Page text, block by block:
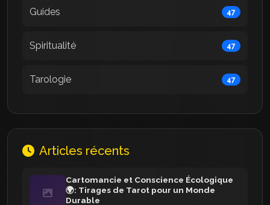
Guides 47
Spiritualité 47
Tarologie 47
Articles récents
Cartomancie et Conscience Écologique
🌍: Tirages de Tarot pour un Monde
Durable